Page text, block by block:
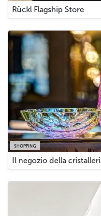
Rückl Flagship Store
SHOPPING
Il negozio della